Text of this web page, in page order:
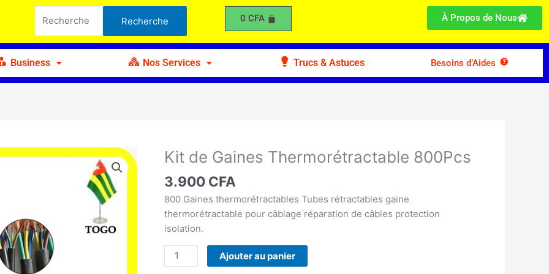
pour :
Recherche 0 CFA À Propos de Nous
Business Nos Services Trucs & Astuces Besoins d’Aides
Kit de Gaines Thermorétractable 800Pcs
3.900 CFA
800 Gaines thermorétractables Tubes rétractables gaine
thermorétractable pour câblage réparation de câbles protection
isolation.
quantité
Kit
de
Gaines
Thermorétractable
Ajouter au panier
800Pcs